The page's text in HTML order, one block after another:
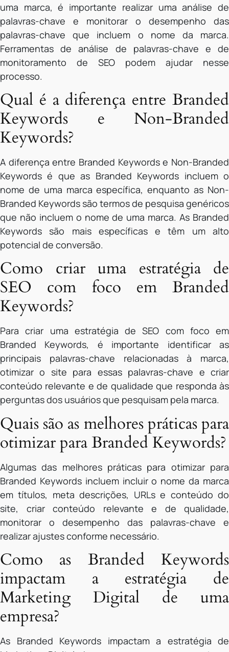
uma marca, é importante realizar uma análise de
palavras-chave e monitorar o desempenho das
palavras-chave que incluem o nome da marca.
Ferramentas de análise de palavras-chave e de
monitoramento de SEO podem ajudar nesse
processo.
Qual é a diferença entre Branded
Keywords e Non-Branded
Keywords?
A diferença entre Branded Keywords e Non-Branded
Keywords é que as Branded Keywords incluem o
nome de uma marca específica, enquanto as Non-
Branded Keywords são termos de pesquisa genéricos
que não incluem o nome de uma marca. As Branded
Keywords são mais específicas e têm um alto
potencial de conversão.
Como criar uma estratégia de
SEO com foco em Branded
Keywords?
Para criar uma estratégia de SEO com foco em
Branded Keywords, é importante identificar as
principais palavras-chave relacionadas à marca,
otimizar o site para essas palavras-chave e criar
conteúdo relevante e de qualidade que responda às
perguntas dos usuários que pesquisam pela marca.
Quais são as melhores práticas para
otimizar para Branded Keywords?
Algumas das melhores práticas para otimizar para
Branded Keywords incluem incluir o nome da marca
em títulos, meta descrições, URLs e conteúdo do
site, criar conteúdo relevante e de qualidade,
monitorar o desempenho das palavras-chave e
realizar ajustes conforme necessário.
Como as Branded Keywords
impactam a estratégia de
Marketing Digital de uma
empresa?
As Branded Keywords impactam a estratégia de